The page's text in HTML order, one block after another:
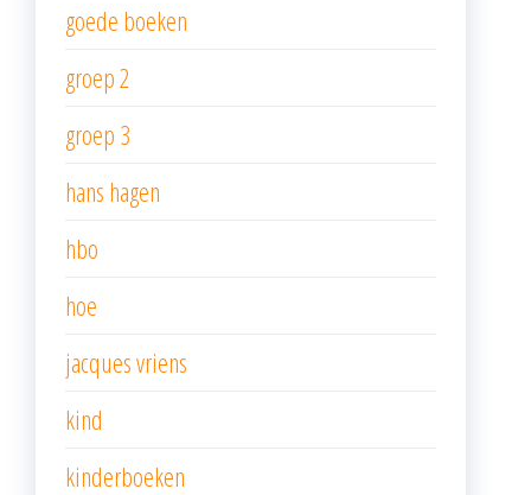
goede boeken
groep 2
groep 3
hans hagen
hbo
hoe
jacques vriens
kind
kinderboeken